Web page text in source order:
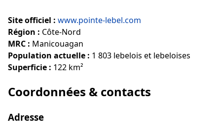
Site officiel : www.pointe-lebel.com
Région : Côte-Nord
MRC : Manicouagan
Population actuelle : 1 803 lebelois et lebeloises
Superficie : 122 km²
Coordonnées & contacts
Adresse